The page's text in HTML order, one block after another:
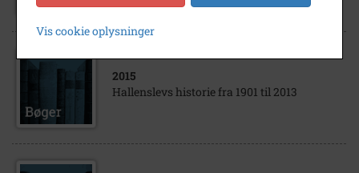
2015
Hallenslevs historie fra 1901 til 2013
Vis cookie oplysninger